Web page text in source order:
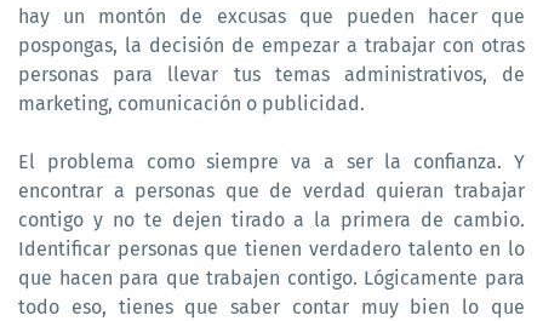
hay un montón de excusas que pueden hacer que
pospongas, la decisión de empezar a trabajar con otras
personas para llevar tus temas administrativos, de
marketing, comunicación o publicidad.
El problema como siempre va a ser la confianza. Y
encontrar a personas que de verdad quieran trabajar
contigo y no te dejen tirado a la primera de cambio.
Identificar personas que tienen verdadero talento en lo
que hacen para que trabajen contigo. Lógicamente para
todo eso, tienes que saber contar muy bien lo que